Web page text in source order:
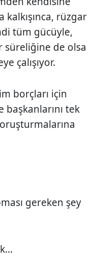
kalkışınca, rüzgar
tüm gücüyle,
süreliğine de olsa
çalışıyor.
borçları için
başkanlarını tek
gereken şey